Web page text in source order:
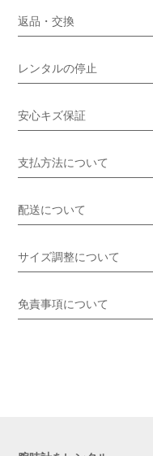
返品・交換
レンタルの停止
安心キズ保証
支払方法について
配送について
サイズ調整について
免責事項について